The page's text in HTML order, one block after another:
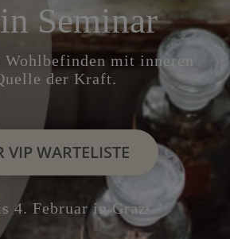
Seminar
mit inneren
der Kraft.
VIP WARTELISTE
4. Februar in Graz